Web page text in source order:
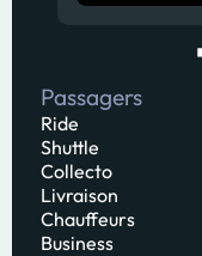
Passagers
Ride
Shuttle
Collecto
Livraison
Chauffeurs
Business